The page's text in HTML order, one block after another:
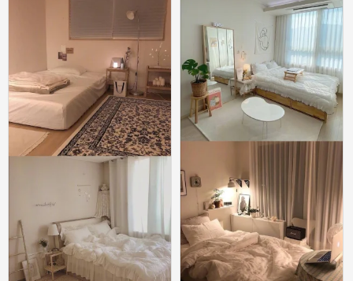
54款超温馨女生卧室布置参考
0